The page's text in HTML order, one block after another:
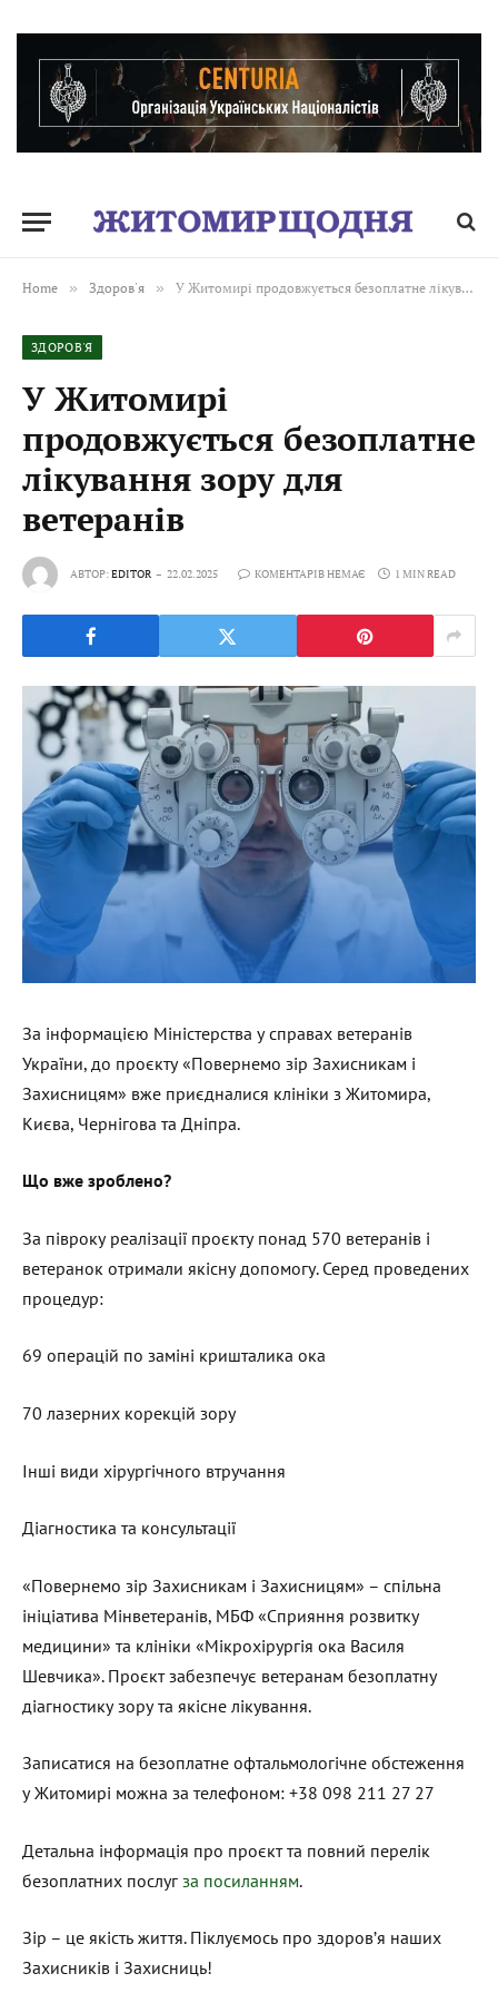
Home » Здоров'я » У Житомирі продовжується безоплатне лікування зору для ветеранів
ЗДОРОВ'Я
У Житомирі
продовжується безоплатне
лікування зору для
ветеранів
АВТОР:EDITOR 22.02.2025 КОМЕНТАРІВ НЕМАЄ 1 MIN READ
За інформацією Міністерства у справах ветеранів
України, до проєкту «Повернемо зір Захисникам і
Захисницям» вже приєдналися клініки з Житомира,
Києва, Чернігова та Дніпра.
Що вже зроблено?
За півроку реалізації проєкту понад 570 ветеранів і
ветеранок отримали якісну допомогу. Серед проведених
процедур:
69 операцій по заміні кришталика ока
70 лазерних корекцій зору
Інші види хірургічного втручання
Діагностика та консультації
«Повернемо зір Захисникам і Захисницям» – спільна
ініціатива Мінветеранів, МБФ «Сприяння розвитку
медицини» та клініки «Мікрохірургія ока Василя
Шевчика». Проєкт забезпечує ветеранам безоплатну
діагностику зору та якісне лікування.
Записатися на безоплатне офтальмологічне обстеження
у Житомирі можна за телефоном: +38 098 211 27 27
Детальна інформація про проєкт та повний перелік
безоплатних послуг за посиланням.
Зір – це якість життя. Піклуємось про здоров’я наших
Захисників і Захисниць!